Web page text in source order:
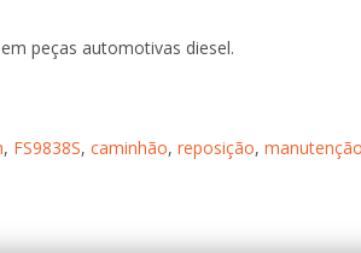
peças automotivas diesel.
, FS9838S, caminhão, reposição, manutenção